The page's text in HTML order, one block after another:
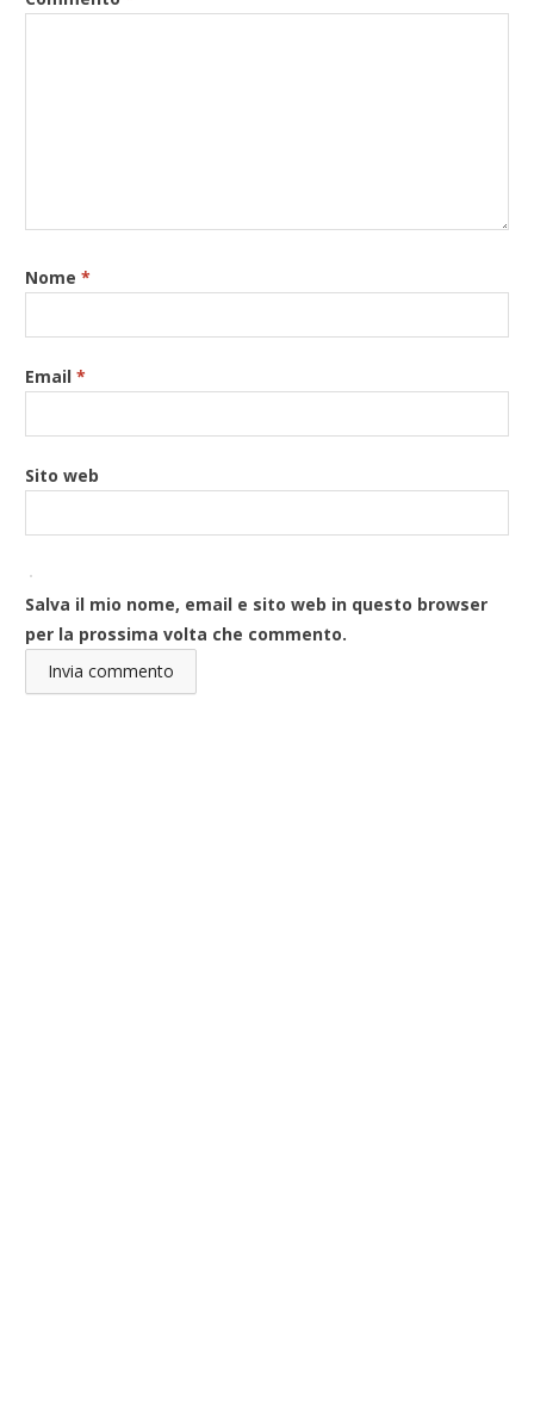
Nome*
Email*
Sito web
Salva il mio nome, email e sito web in questo browser
per la prossima volta che commento.